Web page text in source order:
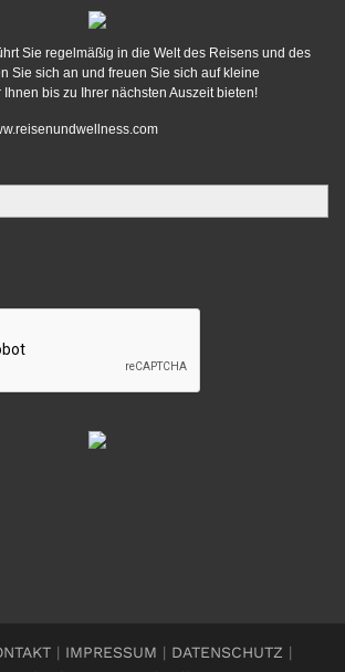
Sie regelmäßig in die Welt des Reisens und des
Sie sich an und freuen Sie sich auf kleine
bis zu Ihrer nächsten Auszeit bieten!
| IMPRESSUM | DATENSCHUTZ |